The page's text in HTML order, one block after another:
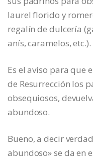
laurel florido y
regalín de dulcería
anís, caramelos, etc.).
Es el aviso para que
de Resurrección los
obsequiosos,
abundoso.
Bueno, a decir
abundoso» se da en